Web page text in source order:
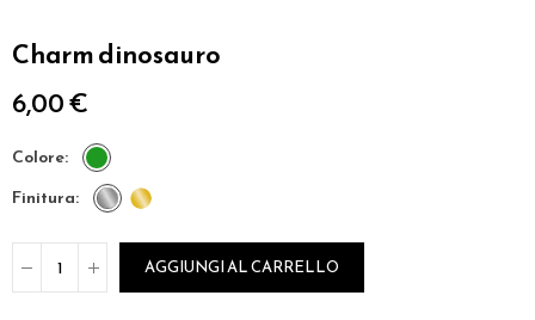
Charm dinosauro
6,00 €
colore
finitura
AGGIUNGI AL CARRELLO